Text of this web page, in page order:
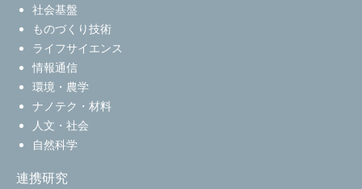
社会基盤
ものづくり技術
ライフサイエンス
情報通信
環境・農学
ナノテク・材料
人文・社会
自然科学
連携研究